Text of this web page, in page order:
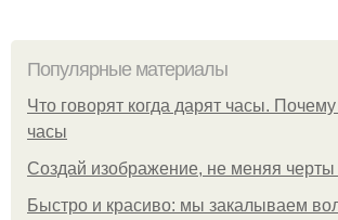
Популярные материалы
Что говорят когда дарят часы.
часы
Создай изображение, не меняя черты
Быстро и красиво: мы закалываем